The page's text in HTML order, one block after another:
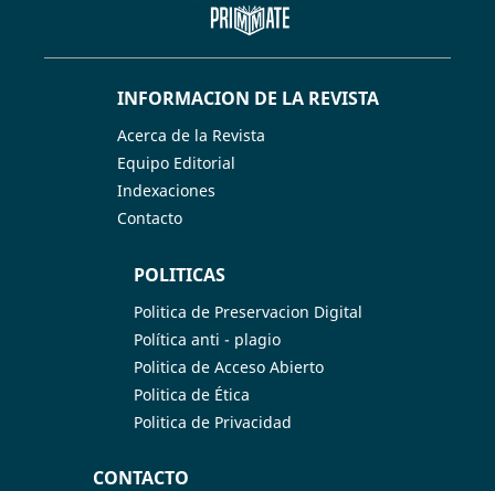
INFORMACION DE LA REVISTA
Acerca de la Revista
Equipo Editorial
Indexaciones
Contacto
POLITICAS
Politica de Preservacion Digital
Política anti - plagio
Politica de Acceso Abierto
Politica de Ética
Politica de Privacidad
CONTACTO